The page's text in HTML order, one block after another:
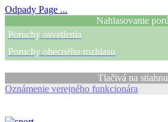
Odpady Page ...
Nahlasovanie
Poruchy osvetlenia
Poruchy obecného rozhlasu
Tlačivá na
Oznámenie verejného funkcionára